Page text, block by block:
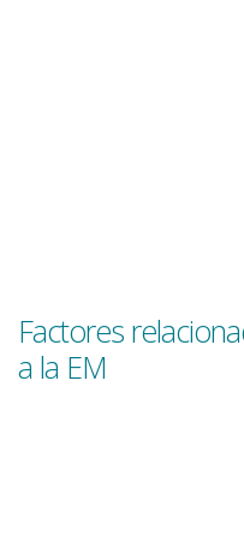
Factores
a la EM